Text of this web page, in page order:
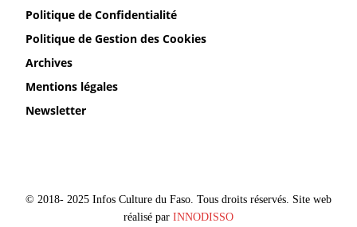
Politique de Confidentialité
Politique de Gestion des Cookies
Archives
Mentions légales
Newsletter
© 2018- 2025 Infos Culture du Faso. Tous droits réservés. Site web
réalisé par INNODISSO